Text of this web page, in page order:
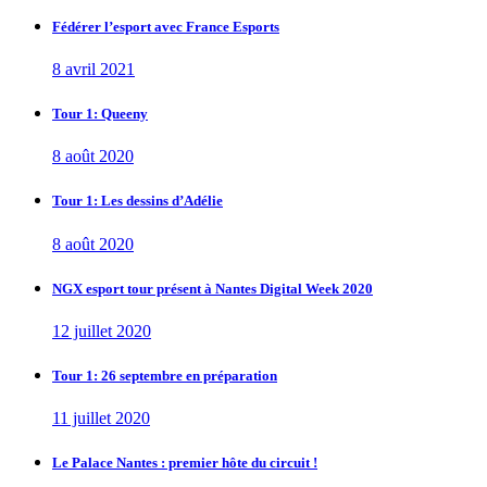
Fédérer l’esport avec France Esports
8 avril 2021
Tour 1: Queeny
8 août 2020
Tour 1: Les dessins d’Adélie
8 août 2020
NGX esport tour présent à Nantes Digital Week 2020
12 juillet 2020
Tour 1: 26 septembre en préparation
11 juillet 2020
Le Palace Nantes : premier hôte du circuit !